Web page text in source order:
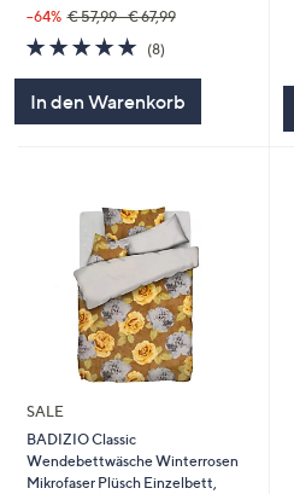
--64% € 57,99 - € 67,99
4.8
von
(8)8
In den Warenkorb
SALE
BADIZIO Classic
Wendebettwäsche Winterrosen
Mikrofaser Plüsch Einzelbett,